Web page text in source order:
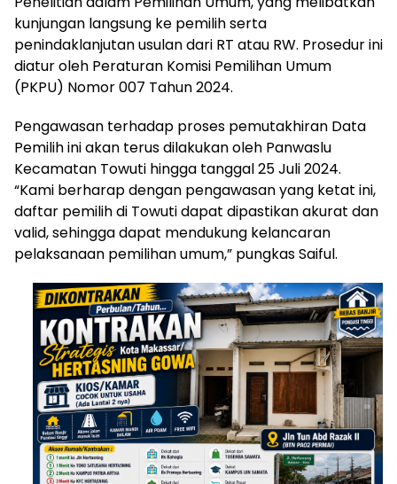
kunjungan langsung ke pemilih serta
penindaklanjutan usulan dari RT atau RW. Prosedur ini
diatur oleh Peraturan Komisi Pemilihan Umum
(PKPU) Nomor 007 Tahun 2024.
Pengawasan terhadap proses pemutakhiran Data
Pemilih ini akan terus dilakukan oleh Panwaslu
Kecamatan Towuti hingga tanggal 25 Juli 2024.
“Kami berharap dengan pengawasan yang ketat ini,
daftar pemilih di Towuti dapat dipastikan akurat dan
valid, sehingga dapat mendukung kelancaran
pelaksanaan pemilihan umum,” pungkas Saiful.